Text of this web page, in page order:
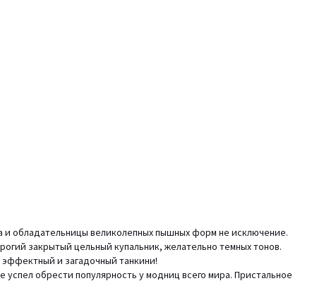
и обладательницы великолепных пышных форм не исключение.
закрытый цельный купальник, желательно темных тонов.
и загадочный танкини!
обрести популярность у модниц всего мира. Пристальное